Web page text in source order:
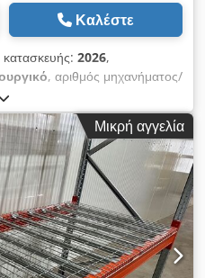
εκκαθάρισης. 2.
δημοπρασιών για
υπηρεσίες μας παρέχονται
προετοιμασία
εμπορευμάτων,
και πλήρης εκκαθάριση. Είτε
φορτίων είτε αναζητάτε ένα
γαλβανισμού / σύστημα
τις καλύτερες τιμές.
μη δεσμευτική προσφορά!
Καλέστε
2026,
, αριθμός μηχανήματος/
, χωρητικότητα φορτίου ανά
, συνολικό μήκος:158.200 χιλ.,
μεταξύ των στηλών:
χιλ., αριθμός σειρών ραφιών:
φορτίο:4.100 κιλ,
ανά ζεύγος ζευκτών (μέγ.):
7 x διπλές σειρές των 4
δοκών ανά σειρά
70 πλαίσια ύψους 4 μ.
αποστάτες για διπλές
Μικρή αγγελία